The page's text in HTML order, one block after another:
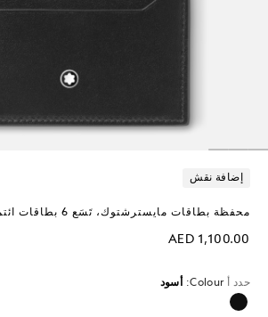
إضافة نقش
محفظة بطاقات مايسترشتوك، تَسَع 6 بطاقات ائتمان
AED 1,100.00
حدد أColour: أسود
محدد